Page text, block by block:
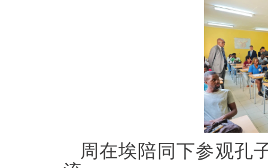
周在埃陪同下参观孔